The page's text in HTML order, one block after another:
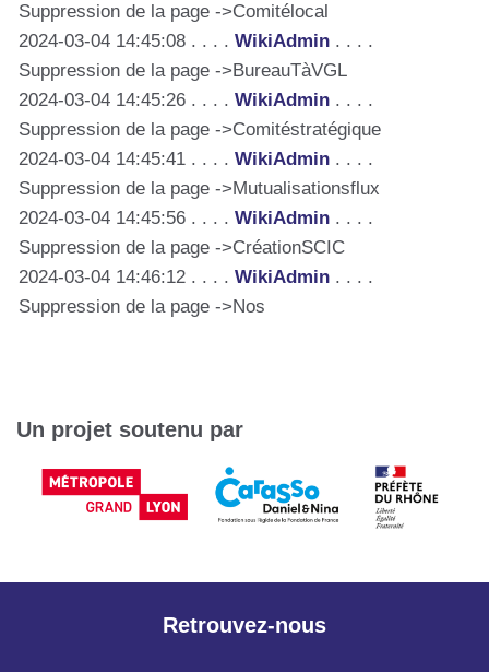
Suppression de la page ->Comitélocal
2024-03-04 14:45:08 . . . . WikiAdmin . . . .
Suppression de la page ->BureauTàVGL
2024-03-04 14:45:26 . . . . WikiAdmin . . . .
Suppression de la page ->Comitéstratégique
2024-03-04 14:45:41 . . . . WikiAdmin . . . .
Suppression de la page ->Mutualisationsflux
2024-03-04 14:45:56 . . . . WikiAdmin . . . .
Suppression de la page ->CréationSCIC
2024-03-04 14:46:12 . . . . WikiAdmin . . . .
Suppression de la page ->Nos
Un projet soutenu par
Retrouvez-nous